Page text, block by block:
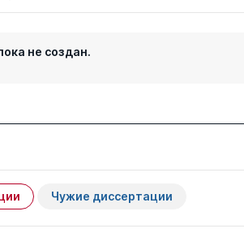
не создан.
Чужие диссертации